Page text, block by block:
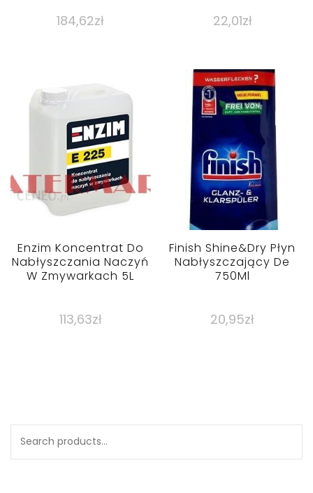
184,62zł 22,01zł
Enzim Koncentrat Do
Nabłyszczania Naczyń
W Zmywarkach 5L
113,63zł
Finish Shine&Dry Płyn
Nabłyszczający De
750Ml
20,95zł
Search